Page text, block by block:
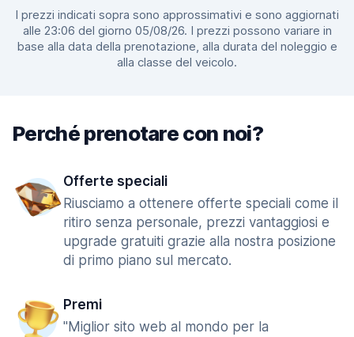
I prezzi indicati sopra sono approssimativi e sono aggiornati
alle 23:06 del giorno 05/08/26. I prezzi possono variare in
base alla data della prenotazione, alla durata del noleggio e
alla classe del veicolo.
Perché prenotare con noi?
Offerte speciali
Riusciamo a ottenere offerte speciali come il
ritiro senza personale, prezzi vantaggiosi e
upgrade gratuiti grazie alla nostra posizione
di primo piano sul mercato.
Premi
"Miglior sito web al mondo per la